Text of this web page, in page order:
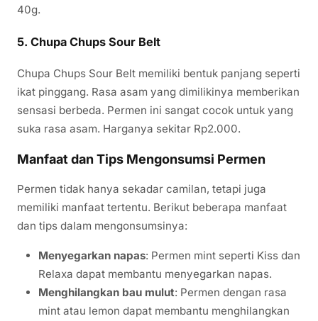
40g.
5. Chupa Chups Sour Belt
Chupa Chups Sour Belt memiliki bentuk panjang seperti
ikat pinggang. Rasa asam yang dimilikinya memberikan
sensasi berbeda. Permen ini sangat cocok untuk yang
suka rasa asam. Harganya sekitar Rp2.000.
Manfaat dan Tips Mengonsumsi Permen
Permen tidak hanya sekadar camilan, tetapi juga
memiliki manfaat tertentu. Berikut beberapa manfaat
dan tips dalam mengonsumsinya:
Menyegarkan napas: Permen mint seperti Kiss dan
Relaxa dapat membantu menyegarkan napas.
Menghilangkan bau mulut: Permen dengan rasa
mint atau lemon dapat membantu menghilangkan